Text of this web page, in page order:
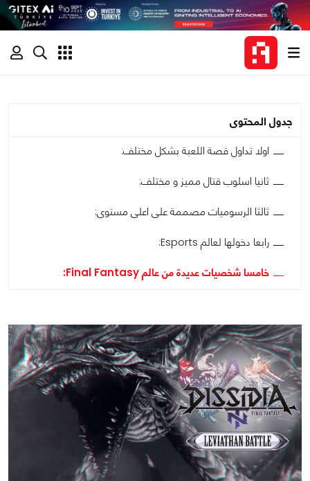
جدول المحتوى
اولا تداول قصة اللعبة بشكل مختلف:
ثانيا اسلوب قتال مميز و مختلف:
ثالثا الرسوميات مصممة على اعلى مستوى:
رابعا دخولها لعالم Esports:
خامسا شخصيات عديدة من عالم Final Fantasy: